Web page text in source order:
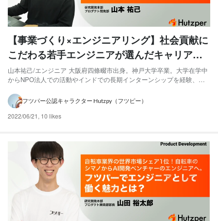
【事業づくり×エンジニアリング】社会貢献に
こだわる若手エンジニアが選んだキャリアと
は
山本祐己/エンジニア 大阪府四條畷市出身。神戸大学卒業。大学在学中
からNPO法人での活動やインドでの長期インターンシップを経験、そ
上げを経て、フリーランスエンジニアとして独立し、AI開発案件に従
事。2022年2月よりフツパーに参画。 フツパーの...
フツパー公認キャラクター Hutzpy（フツピー）
2022/06/21 , 10 likes